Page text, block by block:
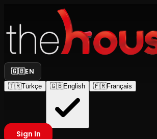
🇬🇧EN
🇹🇷Türkçe 🇬🇧English 🇫🇷Français
Sign In